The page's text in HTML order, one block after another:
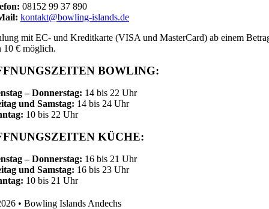
08152 99 37 890
kontakt@bowling-islands.de
mit EC- und Kreditkarte (VISA und MasterCard) ab einem
10 € möglich.
BOWLING:
– Donnerstag: 14 bis 22 Uhr
und Samstag: 14 bis 24 Uhr
10 bis 22 Uhr
KÜCHE:
– Donnerstag: 16 bis 21 Uhr
und Samstag: 16 bis 23 Uhr
10 bis 21 Uhr
• Bowling Islands Andechs